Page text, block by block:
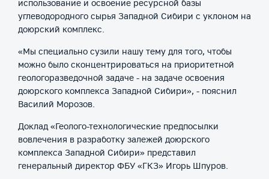
использование и освоение ресурсной базы
углеводородного сырья Западной Сибири с уклоном на
доюрский комплекс.
«Мы специально сузили нашу тему для того, чтобы
можно было сконцентрироваться на приоритетной
геологоразведочной задаче - на задаче освоения
доюрского комплекса Западной Сибири», - пояснил
Василий Морозов.
Доклад «Геолого-технологические предпосылки
вовлечения в разработку залежей доюрского
комплекса Западной Сибири» представил
генеральный директор ФБУ «ГКЗ» Игорь Шпуров.